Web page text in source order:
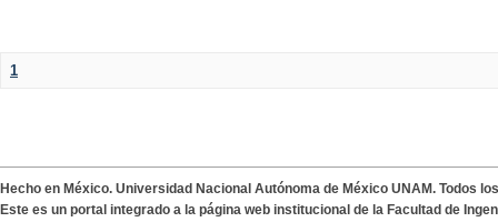
1
Hecho en México. Universidad Nacional Autónoma de México UNAM. Todos
Este es un portal integrado a la página web institucional de la Facultad de